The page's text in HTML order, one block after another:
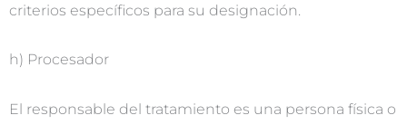
criterios específicos para su designación.
h) Procesador
El responsable del tratamiento es una persona física o